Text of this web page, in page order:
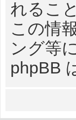
れるこ
この情
ング等
phpBB